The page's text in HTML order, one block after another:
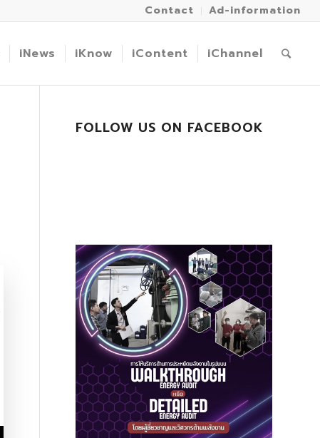
Contact Ad-information
iNews iKnow iContent iChannel
FOLLOW US ON FACEBOOK